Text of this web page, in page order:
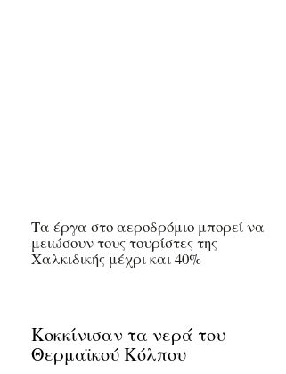
Τα έργα στο αεροδρόμιο μπορεί να
μειώσουν τους τουρίστες της
Χαλκιδικής μέχρι και 40%
Κοκκίνισαν τα νερά του
Θερμαϊκού Κόλπου